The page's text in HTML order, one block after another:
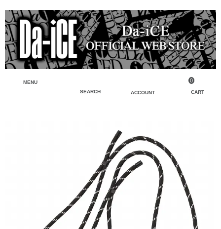
MENU
SEARCH
ACCOUNT CART
0
パーカー・スウェット・ブルゾン
キーホルダー・チャーム
検索